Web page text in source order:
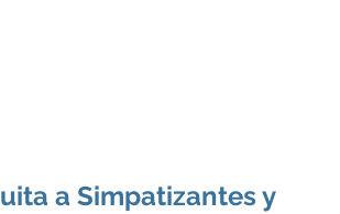
a Simpatizantes y